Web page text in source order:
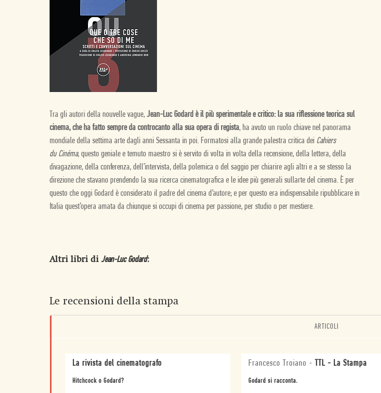
Tra gli autori della nouvelle vague, Jean-Luc Godard è il più sperimentale e critico: la sua riflessione teorica sul
cinema, che ha fatto sempre da controcanto alla sua opera di regista, ha avuto un ruolo chiave nel panorama
mondiale della settima arte dagli anni Sessanta in poi. Formatosi alla grande palestra critica dei Cahiers
du Cinéma, questo geniale e temuto maestro si è servito di volta in volta della recensione, della lettera, della
divagazione, della conferenza, dell’intervista, della polemica o del saggio per chiarire agli altri e a se stesso la
direzione che stavano prendendo la sua ricerca cinematografica e le idee più generali sullarte del cinema. È per
questo che oggi Godard è considerato il padre del cinema d’autore; e per questo era indispensabile ripubblicare in
Italia quest’opera amata da chiunque si occupi di cinema per passione, per studio o per mestiere.
Altri libri di Jean-Luc Godard:
Le recensioni della stampa
ARTICOLI
La rivista del cinematografo
Hitchcock o Godard?
Francesco Troiano - TTL - La Stampa
Godard si racconta.